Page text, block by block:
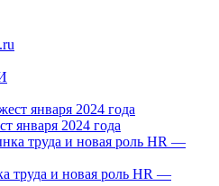
января 2024 года
труда и новая роль HR —